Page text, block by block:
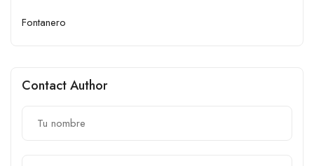
Fontanero
Contact Author